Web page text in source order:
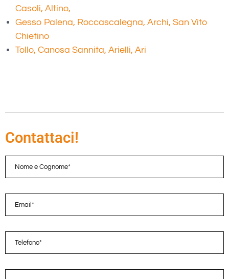
Casoli, Altino,
Gesso Palena, Roccascalegna, Archi, San Vito
Chietino
Tollo, Canosa Sannita, Arielli, Ari
Contattaci!